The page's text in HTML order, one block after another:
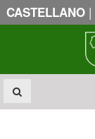
CASTELLANO |